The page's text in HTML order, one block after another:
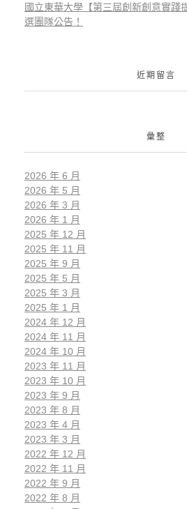
國立東華大學【第三屆創新創意實踐
選團隊公告！
近期留言
彙整
2026 年 6 月
2026 年 5 月
2026 年 3 月
2026 年 1 月
2025 年 12 月
2025 年 11 月
2025 年 9 月
2025 年 5 月
2025 年 3 月
2025 年 1 月
2024 年 12 月
2024 年 11 月
2024 年 10 月
2023 年 11 月
2023 年 10 月
2023 年 9 月
2023 年 8 月
2023 年 4 月
2023 年 3 月
2022 年 12 月
2022 年 11 月
2022 年 9 月
2022 年 8 月